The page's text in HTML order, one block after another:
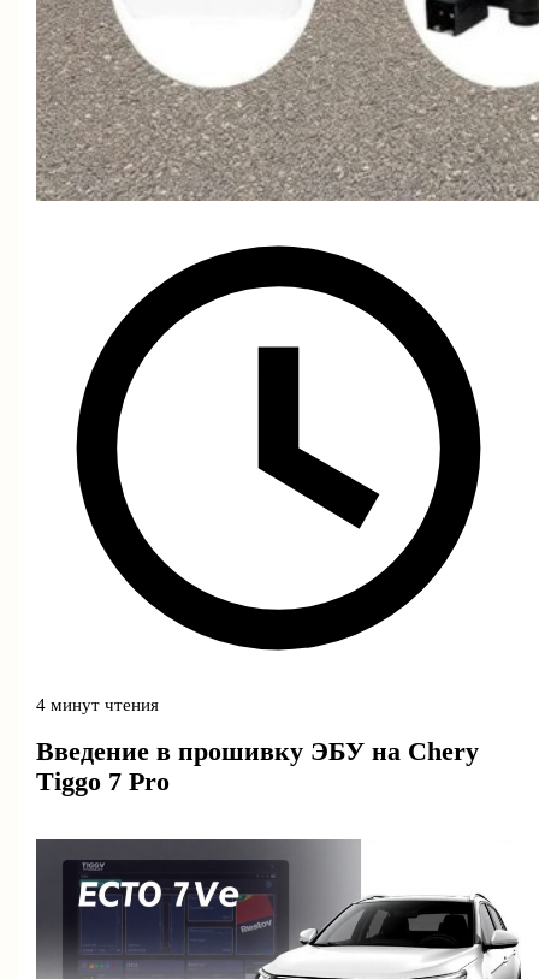
4 минут чтения
Введение в прошивку ЭБУ на Chery
Tiggo 7 Pro